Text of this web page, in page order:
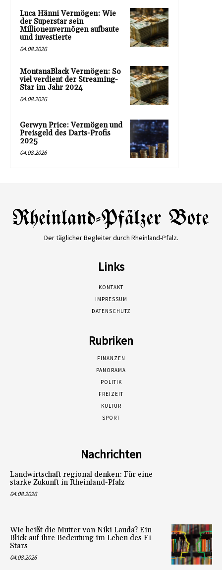
Luca Hänni Vermögen: Wie
der Superstar sein
Millionenvermögen aufbaute
und investierte
04.08.2026
MontanaBlack Vermögen: So
viel verdient der Streaming-
Star im Jahr 2024
04.08.2026
Gerwyn Price: Vermögen und
Preisgeld des Darts-Profis
2025
04.08.2026
Der täglicher Begleiter durch Rheinland-Pfalz.
Links
KONTAKT
IMPRESSUM
DATENSCHUTZ
Rubriken
FINANZEN
PANORAMA
POLITIK
FREIZEIT
KULTUR
SPORT
Nachrichten
Landwirtschaft regional denken: Für eine
starke Zukunft in Rheinland-Pfalz
04.08.2026
Wie heißt die Mutter von Niki Lauda? Ein
Blick auf ihre Bedeutung im Leben des F1-
Stars
04.08.2026